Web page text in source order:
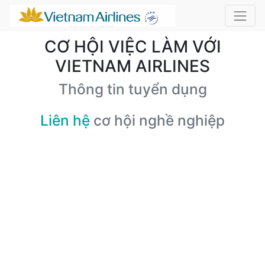
CƠ HỘI VIỆC LÀM VỚI
VIETNAM AIRLINES
Thông tin tuyển dụng
Liên hệ cơ hội nghề nghiệp